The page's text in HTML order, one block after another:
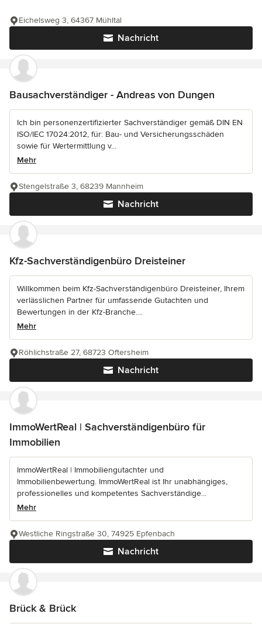
Nachricht
Eichelsweg 3, 64367 Mühltal
Bausachverständiger - Andreas von Dungen
Ich bin personenzertifizierter Sachverständiger gemäß DIN EN
ISO/IEC 17024:2012, für: Bau- und Versicherungsschäden
sowie für Wertermittlung v...
Mehr
Nachricht
Stengelstraße 3, 68239 Mannheim
Kfz-Sachverständigenbüro Dreisteiner
Willkommen beim Kfz-Sachverständigenbüro Dreisteiner, Ihrem
verlässlichen Partner für umfassende Gutachten und
Bewertungen in der Kfz-Branche....
Mehr
Nachricht
Röhlichstraße 27, 68723 Oftersheim
ImmoWertReal | Sachverständigenbüro für
Immobilien
ImmoWertReal | Immobiliengutachter und
Immobilienbewertung. ImmoWertReal ist Ihr unabhängiges,
professionelles und kompetentes Sachverständige...
Mehr
Nachricht
Westliche Ringstraße 30, 74925 Epfenbach
Brück & Brück